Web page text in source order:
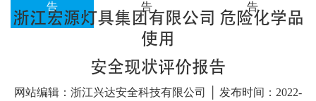
告 告 告
浙江宏源灯具集团有限公司 危险化学品
使用
安全现状评价报告
网站编辑：浙江兴达安全科技有限公司 │ 发布时间：2022-